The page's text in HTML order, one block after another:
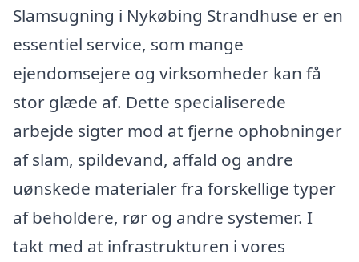
Slamsugning i Nykøbing Strandhuse er en
essentiel service, som mange
ejendomsejere og virksomheder kan få
stor glæde af. Dette specialiserede
arbejde sigter mod at fjerne ophobninger
af slam, spildevand, affald og andre
uønskede materialer fra forskellige typer
af beholdere, rør og andre systemer. I
takt med at infrastrukturen i vores